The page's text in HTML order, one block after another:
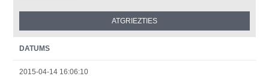
DATUMS
2015-04-14 16:06:10